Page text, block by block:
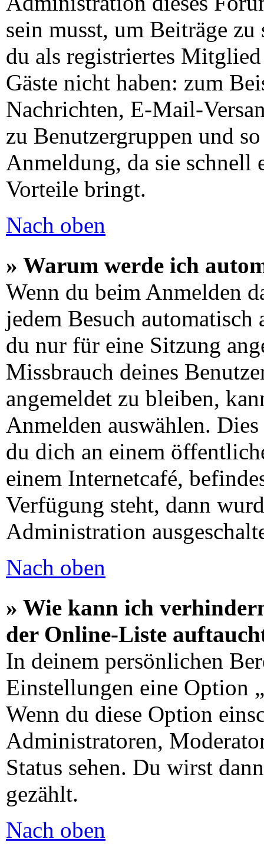
sein musst, um Beiträge
du als registriertes
Gäste nicht haben: zum
Nachrichten, E-Mail-
zu Benutzergruppen und
Anmeldung, da sie
Vorteile bringt.
Nach oben
» Warum werde ich
Wenn du beim Anmelden
jedem Besuch
du nur für eine Sitzung
Missbrauch deines
angemeldet zu bleiben,
Anmelden auswählen.
du dich an einem
einem Internetcafé,
Verfügung steht, dann
Administration
Nach oben
» Wie kann ich
der Online-Liste
In deinem persönlichen
Einstellungen eine Option
Wenn du diese Option
Administratoren,
Status sehen. Du wirst
gezählt.
Nach oben